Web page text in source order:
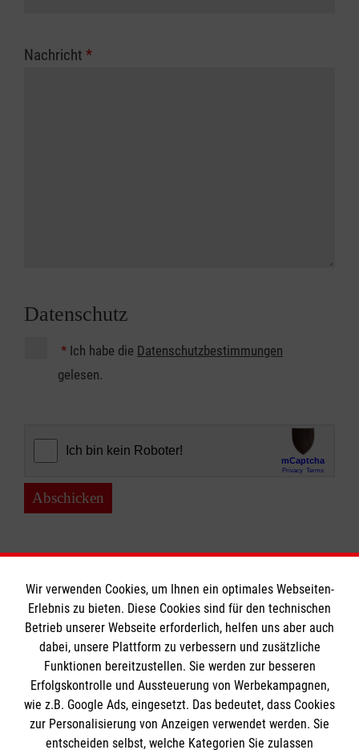
Nachricht *
Datenschutz
* Ich habe die Datenschutzbestimmungen
gelesen.
Abschicken
Informationen
Impressum
Datenschutz
Barrierefreiheit
Die Malteser
Wir verwenden Cookies, um Ihnen ein optimales Webseiten-
Erlebnis zu bieten. Diese Cookies sind für den technischen
Betrieb unserer Webseite erforderlich, helfen uns aber auch
dabei, unsere Plattform zu verbessern und zusätzliche
Funktionen bereitzustellen. Sie werden zur besseren
Erfolgskontrolle und Aussteuerung von Werbekampagnen,
wie z.B. Google Ads, eingesetzt. Das bedeutet, dass Cookies
zur Personalisierung von Anzeigen verwendet werden. Sie
entscheiden selbst, welche Kategorien Sie zulassen